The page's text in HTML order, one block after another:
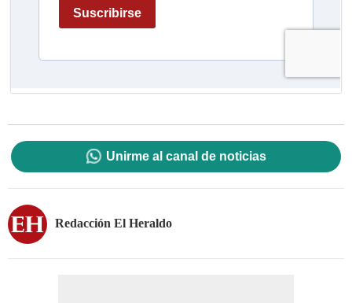
Unirme al canal de noticias
Redacción El Heraldo